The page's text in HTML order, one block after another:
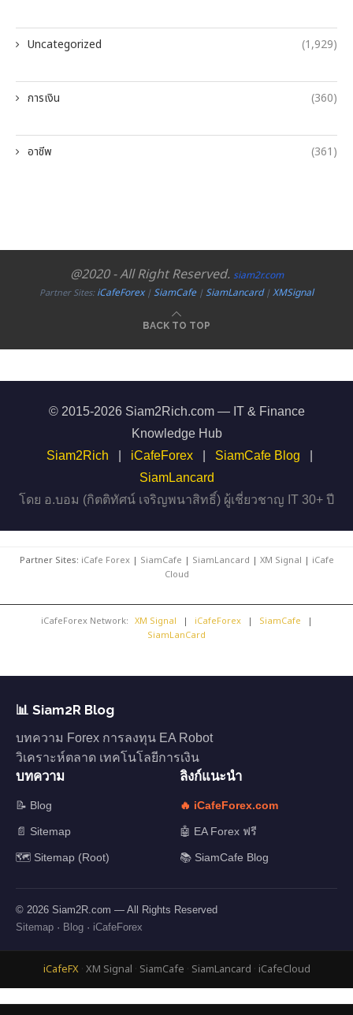
Uncategorized (1,929)
การเงิน (360)
อาชีพ (361)
@2020 - All Right Reserved. siam2r.com
Partner Sites:iCafeForex|SiamCafe|SiamLancard|XMSignal
BACK TO TOP
© 2015-2026 Siam2Rich.com — IT & Finance
Knowledge Hub
Siam2Rich
iCafeForex SiamCafe Blog
SiamLancard
โดย อ.บอม (กิตติทัศน์ เจริญพนาสิทธิ์) ผู้เชี่ยวชาญ IT 30+ ปี
Partner Sites: iCafe Forex| SiamCafe | SiamLancard | XM Signal | iCafe
Cloud
iCafeForex Network: XM Signal | iCafeForex | SiamCafe
|
SiamLanCard
📊 Siam2R Blog
บทความ Forex การลงทุน EA Robot
วิเคราะห์ตลาด เทคโนโลยีการเงิน
บทความ
📝 Blog
📄 Sitemap
🗺️ Sitemap (Root)
ลิงก์แนะนำ
🔥 iCafeForex.com
🤖 EA Forex ฟรี
📚 SiamCafe Blog
© 2026 Siam2R.com — All Rights Reserved
Sitemap · Blog · iCafeForex
iCafeFX· XM Signal · SiamCafe · SiamLancard · iCafeCloud